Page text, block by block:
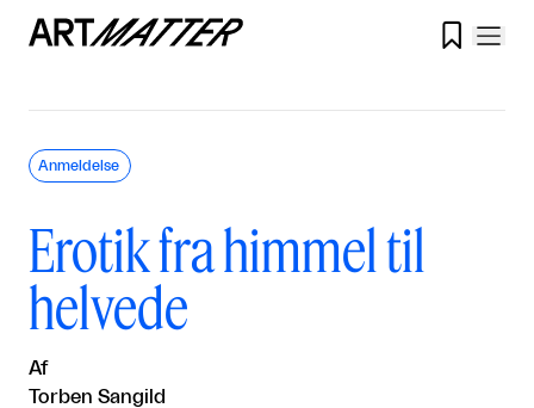

Erotik fra himmel til
helvede
Af
Torben Sangild
Anmeldelse